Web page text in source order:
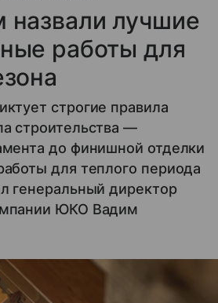
назвали лучшие
работы для
строгие правила
строительства —
до финишной отделки
для теплого периода
генеральный директор
ЮКО Вадим